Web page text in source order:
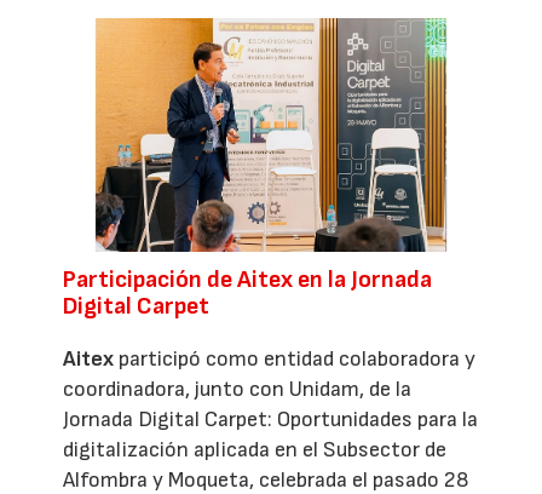
Participación de Aitex en la Jornada
Digital Carpet
Aitex participó como entidad colaboradora y
coordinadora, junto con Unidam, de la
Jornada Digital Carpet: Oportunidades para la
digitalización aplicada en el Subsector de
Alfombra y Moqueta, celebrada el pasado 28